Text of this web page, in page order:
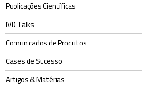
Publicações Científicas
IVD Talks
Comunicados de Produtos
Cases de Sucesso
Artigos & Matérias